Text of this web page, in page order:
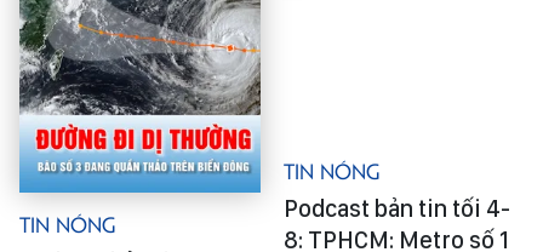
Tin Nóng
Tin Nóng
Podcast bản tin tối 4-
8: TPHCM: Metro số 1